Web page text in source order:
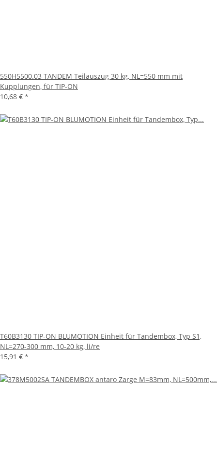
550H5500.03 TANDEM Teilauszug 30 kg, NL=550 mm mit
Kupplungen, für TIP-ON
10,68 € *
T60B3130 TIP-ON BLUMOTION Einheit für Tandembox, Typ S1,
NL=270-300 mm, 10-20 kg, li/re
15,91 € *